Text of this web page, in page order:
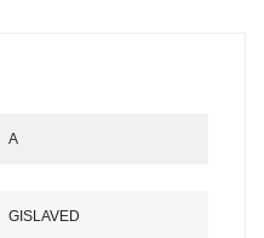
A
GISLAVED